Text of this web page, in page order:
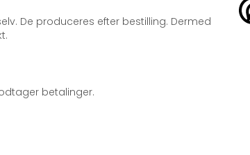
De produceres efter bestilling. Dermed
betalinger.